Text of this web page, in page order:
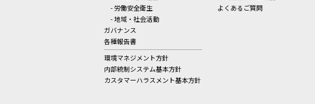
- 労働安全衛生
- 地域・社会活動
ガバナンス
各種報告書
環境マネジメント方針
内部統制システム基本方針
カスタマーハラスメント基本方針
よくあるご質問